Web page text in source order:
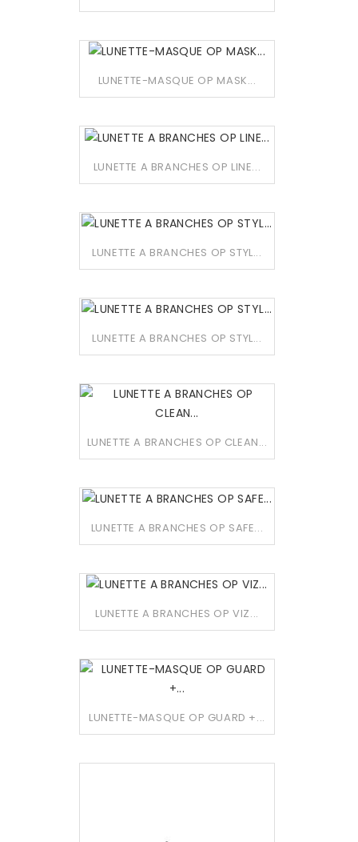
LUNETTE-MASQUE OP MASK...
LUNETTE A BRANCHES OP LINE...
LUNETTE A BRANCHES OP STYL...
LUNETTE A BRANCHES OP STYL...
LUNETTE A BRANCHES OP CLEAN...
LUNETTE A BRANCHES OP SAFE...
LUNETTE A BRANCHES OP VIZ...
LUNETTE-MASQUE OP GUARD +...